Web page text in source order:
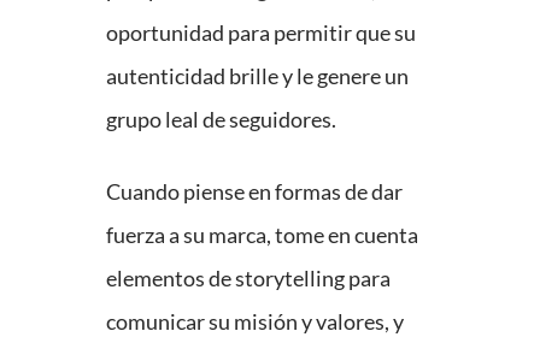
oportunidad para permitir que su
autenticidad brille y le genere un
grupo leal de seguidores.
Cuando piense en formas de dar
fuerza a su marca, tome en cuenta
elementos de storytelling para
comunicar su misión y valores, y